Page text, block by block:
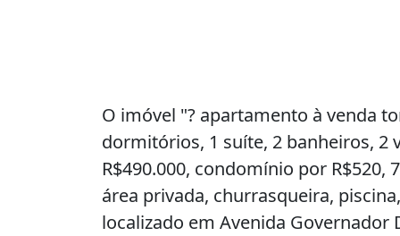
O imóvel "? apartamento à venda
dormitórios, 1 suíte, 2 banheiros, 2
R$490.000, condomínio por R$520,
área privada, churrasqueira,
localizado em Avenida Governador